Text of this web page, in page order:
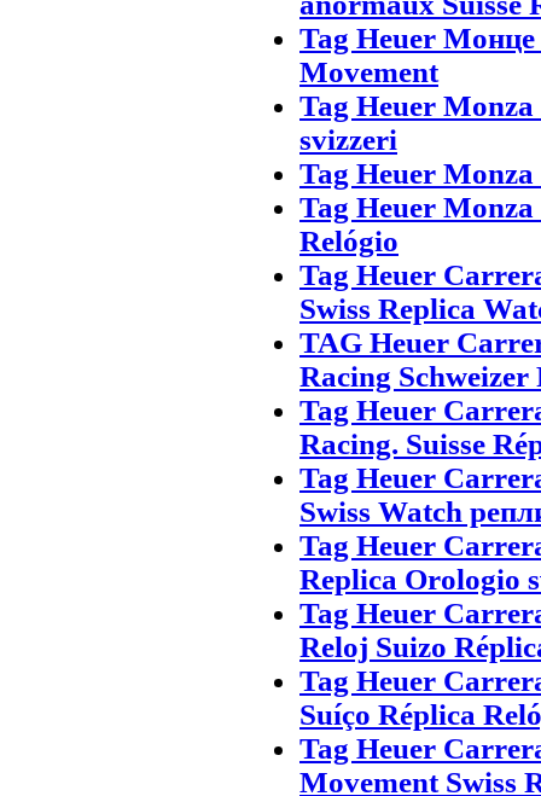
Tag Heuer
Movement
Tag Heuer
svizzeri
Tag Heuer
Tag Heuer
Relógio
Tag Heuer
Swiss Replica
TAG Heuer
Racing
Tag Heuer
Racing. Suisse
Tag Heuer
Swiss Watch
Tag Heuer
Replica Orologio
Tag Heuer
Reloj Suizo
Tag Heuer
Suíço Réplica
Tag Heuer
Movement Swiss